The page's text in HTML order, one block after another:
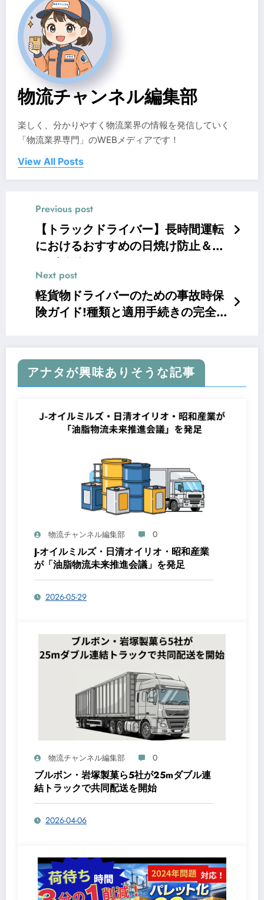
物流チャンネル編集部
楽しく、分かりやすく物流業界の情報を発信していく
「物流業界専門」のWEBメディアです！
View All Posts
Previous post
【トラックドライバー】長時間運転
におけるおすすめの日焼け防止＆ケ
アガイド
Next post
軽貨物ドライバーのための事故時保
険ガイド!種類と適用手続きの完全マ
アナタが興味ありそうな記事
物流チャンネル編集部 0
J-オイルミルズ・日清オイリオ・昭和産業
が「油脂物流未来推進会議」を発足
2026-05-29
物流チャンネル編集部 0
ブルボン・岩塚製菓ら5社が25mダブル連
結トラックで共同配送を開始
2026-04-06